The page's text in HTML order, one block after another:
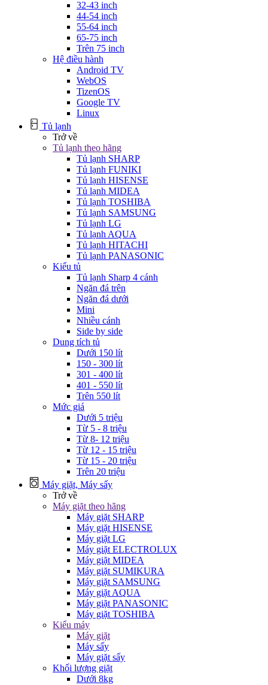
32-43 inch
44-54 inch
55-64 inch
65-75 inch
Trên 75 inch
Hệ điều hành
Android TV
WebOS
TizenOS
Google TV
Linux
Tủ lạnh
Trở về
Tủ lạnh theo hãng
Tủ lạnh SHARP
Tủ lạnh FUNIKI
Tủ lạnh HISENSE
Tủ lạnh MIDEA
Tủ lạnh TOSHIBA
Tủ lạnh SAMSUNG
Tủ lạnh LG
Tủ lạnh AQUA
Tủ lạnh HITACHI
Tủ lạnh PANASONIC
Kiểu tủ
Tủ lạnh Sharp 4 cánh
Ngăn đá trên
Ngăn đá dưới
Mini
Nhiều cánh
Side by side
Dung tích tủ
Dưới 150 lít
150 - 300 lít
301 - 400 lít
401 - 550 lít
Trên 550 lít
Mức giá
Dưới 5 triệu
Từ 5 - 8 triệu
Từ 8- 12 triệu
Từ 12 - 15 triệu
Từ 15 - 20 triệu
Trên 20 triệu
Máy giặt, Máy sấy
Trở về
Máy giặt theo hãng
Máy giặt SHARP
Máy giặt HISENSE
Máy giặt LG
Máy giặt ELECTROLUX
Máy giặt MIDEA
Máy giặt SUMIKURA
Máy giặt SAMSUNG
Máy giặt AQUA
Máy giặt PANASONIC
Máy giặt TOSHIBA
Kiểu máy
Máy giặt
Máy sấy
Máy giặt sấy
Khối lượng giặt
Dưới 8kg